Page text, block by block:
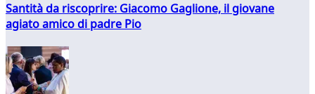
Santità da riscoprire: Giacomo Gaglione, il giovane
agiato amico di padre Pio